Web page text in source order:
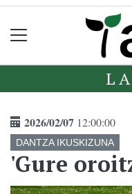
2026/02/07 12:00:00
DANTZA IKUSKIZUNA
'Gure